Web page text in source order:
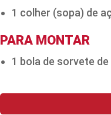
1 colher (sopa) de
PARA MONTAR
1 bola de sorvete